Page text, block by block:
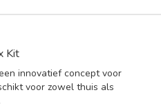
Kit
innovatief concept voor
voor zowel thuis als